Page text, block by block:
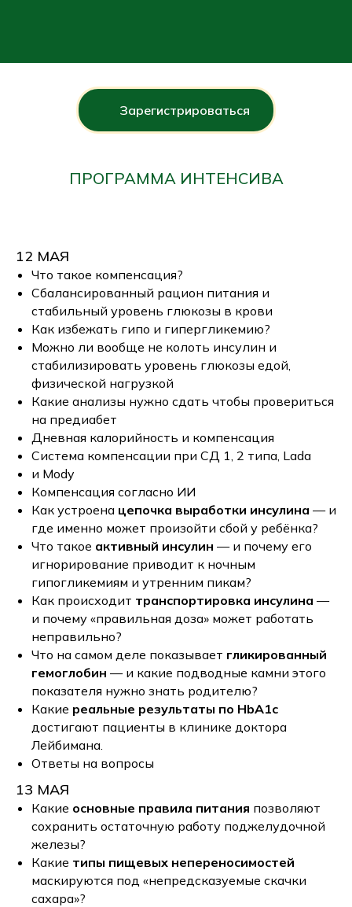
Зарегистрироваться
ПРОГРАММА ИНТЕНСИВА
12 МАЯ
Что такое компенсация?
Сбалансированный рацион питания и
стабильный уровень глюкозы в крови
Как избежать гипо и гипергликемию?
Можно ли вообще не колоть инсулин и
стабилизировать уровень глюкозы едой,
физической нагрузкой
Какие анализы нужно сдать чтобы провериться
на предиабет
Дневная калорийность и компенсация
Система компенсации при СД 1, 2 типа, Lada
и Mody
Компенсация согласно ИИ
Как устроена цепочка выработки инсулина — и
где именно может произойти сбой у ребёнка?
Что такое активный инсулин — и почему его
игнорирование приводит к ночным
гипогликемиям и утренним пикам?
Как происходит транспортировка инсулина —
и почему «правильная доза» может работать
неправильно?
Что на самом деле показывает гликированный
гемоглобин — и какие подводные камни этого
показателя нужно знать родителю?
Какие реальные результаты по HbA1c
достигают пациенты в клинике доктора
Лейбимана.
Ответы на вопросы
13 МАЯ
Какие основные правила питания позволяют
сохранить остаточную работу поджелудочной
железы?
Какие типы пищевых непереносимостей
маскируются под «непредсказуемые скачки
сахара»?